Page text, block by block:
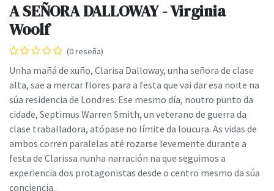
A SEÑORA DALLOWAY - Virginia
Woolf
(0 reseña)
Unha mañá de xuño, Clarisa Dalloway, unha señora de clase
alta, sae a mercar flores para a festa que vai dar esa noite na
súa residencia de Londres. Ese mesmo día, noutro punto da
cidade, Septimus Warren Smith, un veterano de guerra da
clase traballadora, atópase no límite da loucura. As vidas de
ambos corren paralelas até rozarse levemente durante a
festa de Clarissa nunha narración na que seguimos a
experiencia dos protagonistas desde o centro mesmo da súa
conciencia.